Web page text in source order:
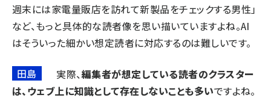
週末には家電量販店を訪れて新製品をチェックする男性」
など、もっと具体的な読者像を思い描いていますよね。AI
はそういった細かい想定読者に対応するのは難しいです。
田島 実際、編集者が想定している読者のクラスター
は、ウェブ上に知識として存在しないことも多いですよね。